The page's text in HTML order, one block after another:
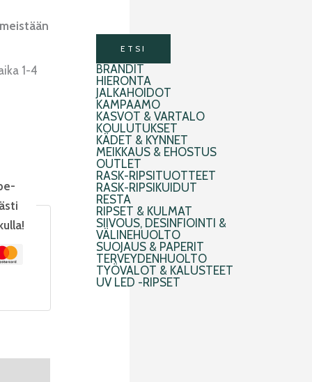
1-4
ETSI
BRÄNDIT
HIERONTA
JALKAHOIDOT
KAMPAAMO
KASVOT & VARTALO
KOULUTUKSET
KÄDET & KYNNET
MEIKKAUS & EHOSTUS
OUTLET
RASK-RIPSITUOTTEET
RASK-RIPSIKUIDUT
RESTA
RIPSET & KULMAT
SIIVOUS, DESINFIOINTI &
VÄLINEHUOLTO
SUOJAUS & PAPERIT
TERVEYDENHUOLTO
TYÖVALOT & KALUSTEET
UV LED -RIPSET